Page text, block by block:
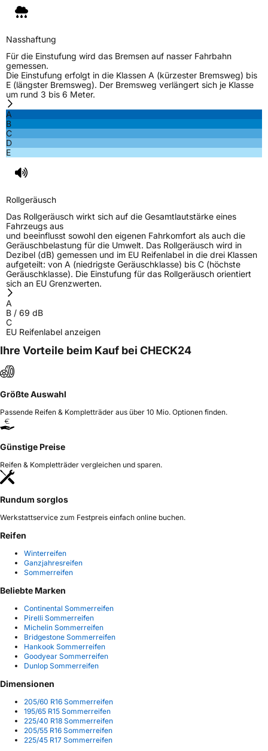
Nasshaftung
Für die Einstufung wird das Bremsen auf nasser Fahrbahn
gemessen.
Die Einstufung erfolgt in die Klassen A (kürzester Bremsweg) bis
E (längster Bremsweg). Der Bremsweg verlängert sich je Klasse
um rund 3 bis 6 Meter.
A
B
C
D
E
Rollgeräusch
Das Rollgeräusch wirkt sich auf die Gesamtlautstärke eines
Fahrzeugs aus
und beeinflusst sowohl den eigenen Fahrkomfort als auch die
Geräuschbelastung für die Umwelt. Das Rollgeräusch wird in
Dezibel (dB) gemessen und im EU Reifenlabel in die drei Klassen
aufgeteilt: von A (niedrigste Geräuschklasse) bis C (höchste
Geräuschklasse). Die Einstufung für das Rollgeräusch orientiert
sich an EU Grenzwerten.
A
B / 69 dB
C
EU Reifenlabel anzeigen
Ihre Vorteile beim Kauf bei CHECK24
Größte Auswahl
Passende Reifen & Kompletträder aus über 10 Mio. Optionen finden.
Günstige Preise
Reifen & Kompletträder vergleichen und sparen.
Rundum sorglos
Werkstattservice zum Festpreis einfach online buchen.
Reifen
Winterreifen
Ganzjahresreifen
Sommerreifen
Beliebte Marken
Continental Sommerreifen
Pirelli Sommerreifen
Michelin Sommerreifen
Bridgestone Sommerreifen
Hankook Sommerreifen
Goodyear Sommerreifen
Dunlop Sommerreifen
Dimensionen
205/60 R16 Sommerreifen
195/65 R15 Sommerreifen
225/40 R18 Sommerreifen
205/55 R16 Sommerreifen
225/45 R17 Sommerreifen